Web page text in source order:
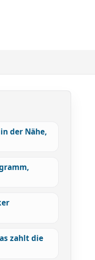
der Nähe,
zahlt die